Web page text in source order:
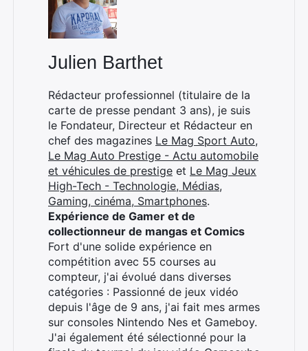
Julien Barthet
Rédacteur professionnel (titulaire de la
carte de presse pendant 3 ans), je suis
le Fondateur, Directeur et Rédacteur en
chef des magazines Le Mag Sport Auto,
Le Mag Auto Prestige - Actu automobile
et véhicules de prestige et Le Mag Jeux
High-Tech - Technologie, Médias,
Gaming, cinéma, Smartphones.
Expérience de Gamer et de
collectionneur de mangas et Comics
Fort d'une solide expérience en
compétition avec 55 courses au
compteur, j'ai évolué dans diverses
catégories : Passionné de jeux vidéo
depuis l'âge de 9 ans, j'ai fait mes armes
sur consoles Nintendo Nes et Gameboy.
J'ai également été sélectionné pour la
Rechercher